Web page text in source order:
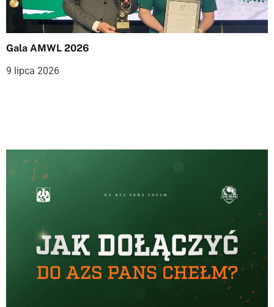
Gala AMWL 2026
9 lipca 2026